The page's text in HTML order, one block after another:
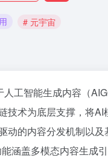
# 元宇宙
工智能生成内容（
技术为底层支撑，将
动的内容分发机制以
涵盖多模态内容生成